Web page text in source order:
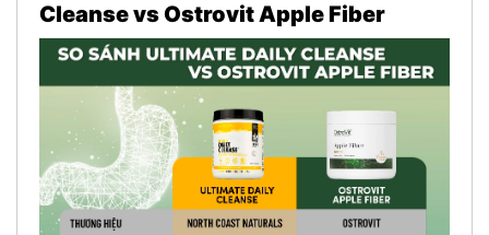
Cleanse vs Ostrovit Apple Fiber